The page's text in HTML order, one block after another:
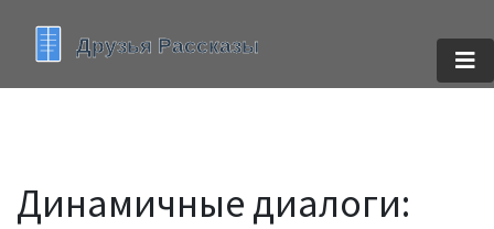
Динамичные диалоги: